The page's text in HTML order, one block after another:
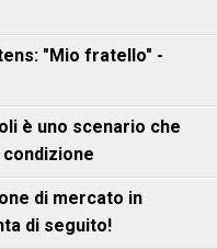
"Mio fratello" -
è uno scenario che
di mercato in
di seguito!